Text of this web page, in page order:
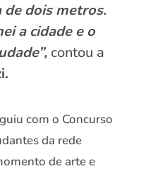
dois metros.
a cidade e o
contou a
com o Concurso
da rede
de arte e